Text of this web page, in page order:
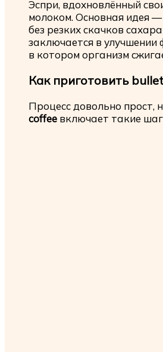
Эспри, вдохновлённый
молоком. Основная идея
без резких скачков
заключается в
в котором организм
Как приготовить
Процесс довольно прост,
coffee включает такие